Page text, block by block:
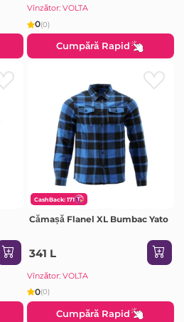
Vînzător: VOLTA
0(0)
Cumpără Rapid
CashBack: 171
Cămașă Flanel XL Bumbac Yato
341 L
Vînzător: VOLTA
0(0)
Cumpără Rapid